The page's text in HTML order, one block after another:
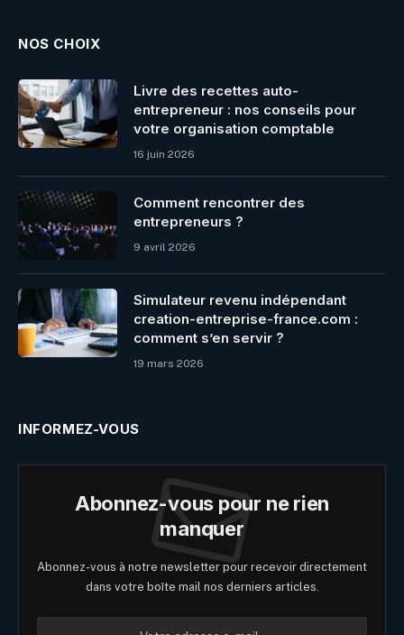
NOS CHOIX
Livre des recettes auto-
entrepreneur : nos conseils pour
votre organisation comptable
16 juin 2026
Comment rencontrer des
entrepreneurs ?
9 avril 2026
Simulateur revenu indépendant
creation-entreprise-france.com :
comment s’en servir ?
19 mars 2026
INFORMEZ-VOUS
Abonnez-vous pour ne rien
manquer
Abonnez-vous à notre newsletter pour recevoir directement
dans votre boîte mail nos derniers articles.